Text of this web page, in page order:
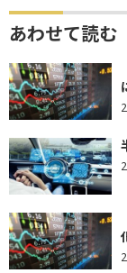
あわせて読む